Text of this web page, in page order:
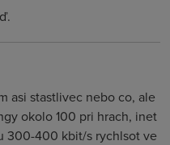
asi stastlivec nebo co, ale
okolo 100 pri hrach, inet
300-400 kbit/s rychlsot ve